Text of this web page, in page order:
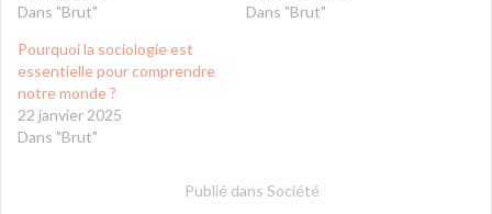
Dans "Brut"
Dans "Brut"
Pourquoi la sociologie est
essentielle pour comprendre
notre monde ?
22 janvier 2025
Dans "Brut"
Publié dans Société